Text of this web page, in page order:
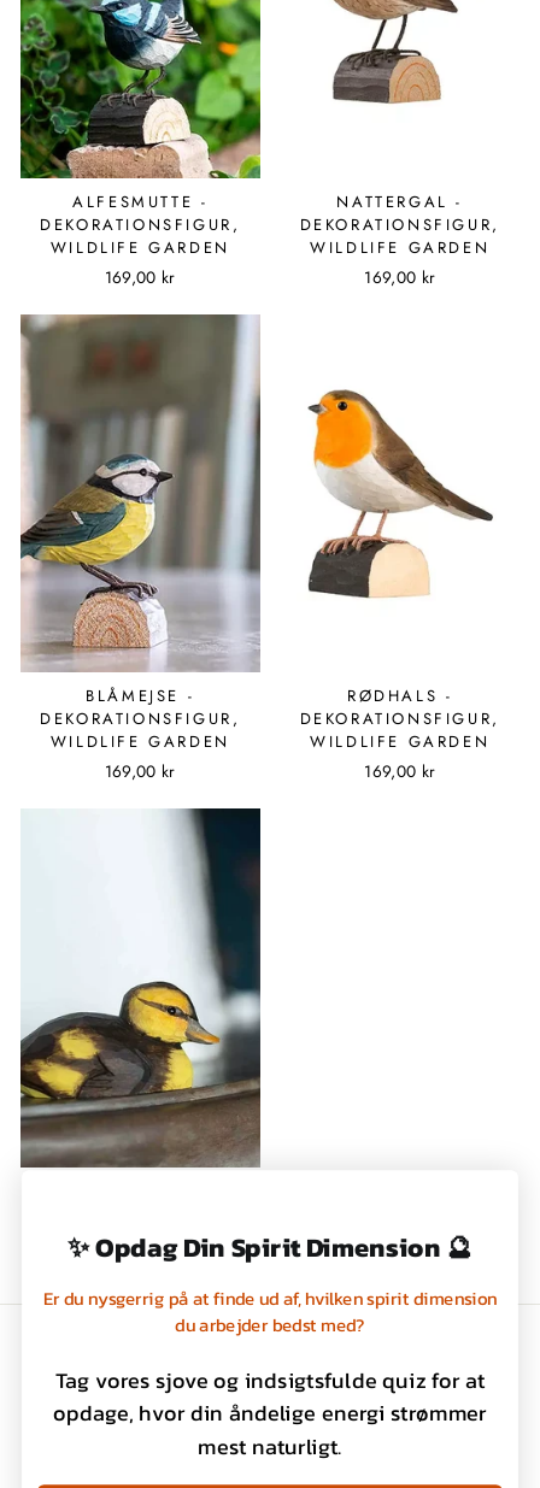
ALFESMUTTE -
DEKORATIONSFIGUR,
WILDLIFE GARDEN
169,00 kr
NATTERGAL -
DEKORATIONSFIGUR,
WILDLIFE GARDEN
169,00 kr
BLÅMEJSE -
DEKORATIONSFIGUR,
WILDLIFE GARDEN
169,00 kr
RØDHALS -
DEKORATIONSFIGUR,
WILDLIFE GARDEN
169,00 kr
WILDLIFE GARDEN
169,00 kr
Privatlivspolitik
Kontakt os
✨ Opdag Din Spirit Dimension 🔮
Er du nysgerrig på at finde ud af, hvilken spirit dimension
du arbejder bedst med?
Tag vores sjove og indsigtsfulde quiz for at
opdage, hvor din åndelige energi strømmer
mest naturligt.